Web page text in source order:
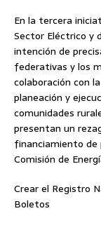
En la tercera
Sector Eléctrico y
intención de
federativas y los
colaboración con
planeación y
comunidades
presentan un
financiamiento de
Comisión de
Crear el Registro
Boletos